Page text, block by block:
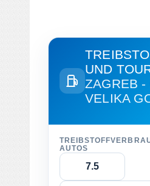
UND
ZAGREB -
VELIKA
AUTOS